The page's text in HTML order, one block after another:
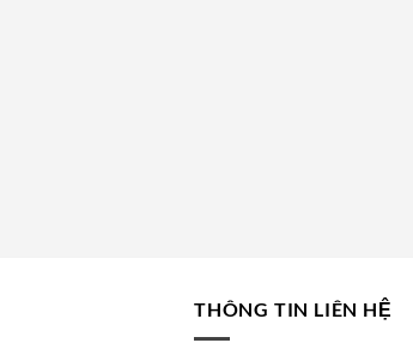
THÔNG TIN LIÊN HỆ